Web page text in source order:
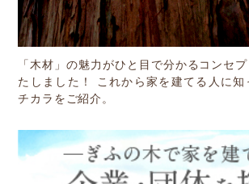
「木材」の魅力がひと目で分かるコンセ
たしました！ これから家を建てる人に知
チカラをご紹介。